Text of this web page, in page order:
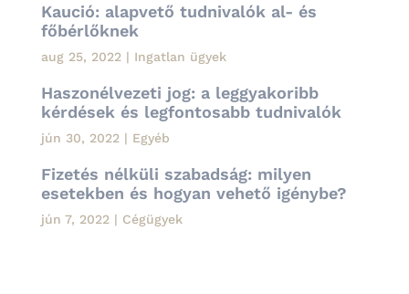
Kaució: alapvető tudnivalók al- és
főbérlőknek
aug 25, 2022 | Ingatlan ügyek
Haszonélvezeti jog: a leggyakoribb
kérdések és legfontosabb tudnivalók
jún 30, 2022 | Egyéb
Fizetés nélküli szabadság: milyen
esetekben és hogyan vehető igénybe?
jún 7, 2022 | Cégügyek